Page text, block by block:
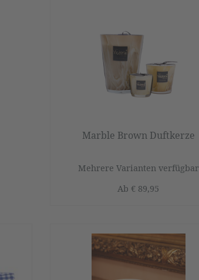
Marble Brown Duftkerze
Mehrere Varianten verfügbar
Ab € 89,95